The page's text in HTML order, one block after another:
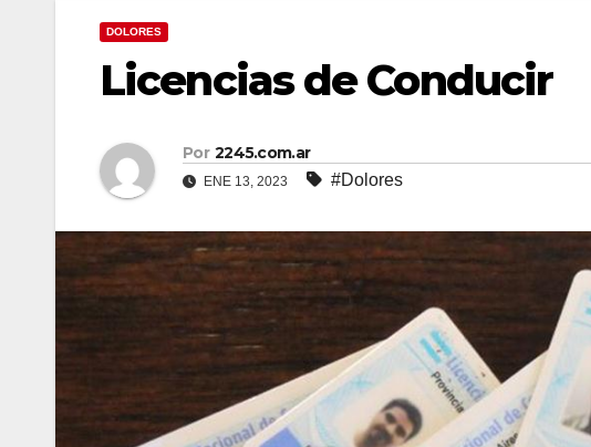
DOLORES
Licencias de Conducir
Por 2245.com.ar
ENE 13, 2023 #Dolores